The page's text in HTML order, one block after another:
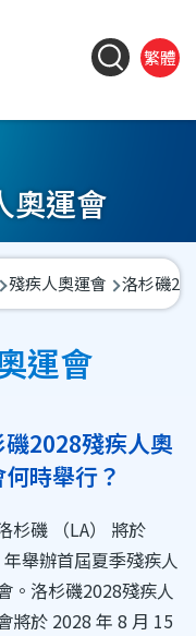
&
Font
繁體
奧運會
殘疾人奧運會 洛杉磯
運會
磯2028殘疾人奧
時舉行？
杉磯 （LA） 將於
舉辦首屆夏季殘疾人
。洛杉磯2028殘疾人
將於 2028 年 8 月 15